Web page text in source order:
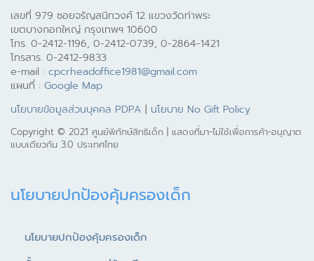
เลขที่ 979 ซอยจรัญสนิทวงศ์ 12 แขวงวัดท่าพระ
เขตบางกอกใหญ่ กรุงเทพฯ 10600
โทร. 0-2412-1196, 0-2412-0739, 0-2864-1421
โทรสาร. 0-2412-9833
e-mail : cpcrheadoffice1981@gmail.com
แผนที่ : Google Map
นโยบายข้อมูลส่วนบุคคล PDPA | นโยบาย No Gift Policy
Copyright © 2021 ศูนย์พิทักษ์สิทธิเด็ก | แสดงที่มา-ไม่ใช้เพื่อการค้า-อนุญาต
แบบเดียวกัน 3.0 ประเทศไทย
นโยบายปกป้องคุ้มครองเด็ก
นโยบายปกป้องคุ้มครองเด็ก